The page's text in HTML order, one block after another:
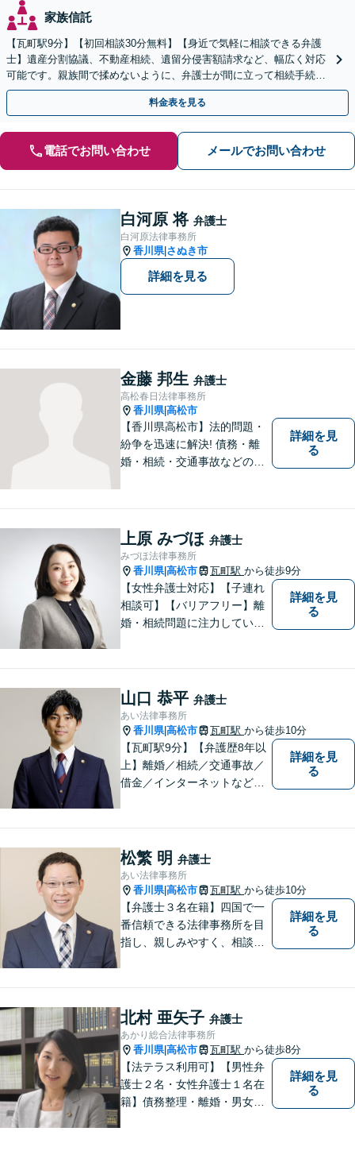
家族信託
【瓦町駅9分】【初回相談30分無料】【身近で気軽に相談できる弁護
士】遺産分割協議、不動産相続、遺留分侵害額請求など、幅広く対応
可能です。親族間で揉めないように、弁護士が間に立って相続手続き
をサポートします。【電話相談可】【休日・夜間対応】
料金表を見る
電話でお問い合わせ メールでお問い合わせ
白河原 将 弁護士
白河原法律事務所
香川県| さぬき市
詳細を見る
金藤 邦生 弁護士
高松春日法律事務所
香川県|高松市
【香川県高松市】法的問題・
紛争を迅速に解決! 債務・離
婚・相続・交通事故などの問
詳細を見
る
上原 みづほ 弁護士
みづほ法律事務所
香川県|高松市 瓦町駅 から徒歩9分
【女性弁護士対応】【子連れ
相談可】【バリアフリー】離
婚・相続問題に注力していま
詳細を見
る
山口 恭平 弁護士
あい法律事務所
香川県|高松市 瓦町駅 から徒歩10分
【瓦町駅9分】【弁護歴8年以
上】離婚／相続／交通事故／
借金／インターネットなど幅
皆様にとって最善の解決を模
索します。まずはお気軽にご
相談ください。
詳細を見
る
松繁 明 弁護士
あい法律事務所
香川県|高松市 瓦町駅 から徒歩10分
【弁護士３名在籍】四国で一
番信頼できる法律事務所を目
指し、親しみやすく、相談し
詳細を見
る
北村 亜矢子 弁護士
あかり総合法律事務所
香川県|高松市 瓦町駅 から徒歩8分
【法テラス利用可】【男性弁
護士２名・女性弁護士１名在
籍】債務整理・離婚・男女問
詳細を見
る